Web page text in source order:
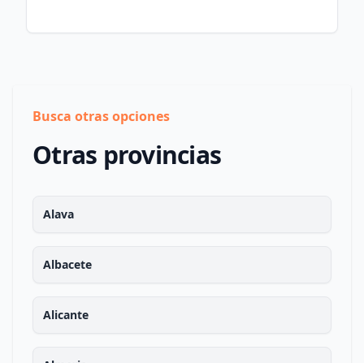
Busca otras opciones
Otras provincias
Alava
Albacete
Alicante